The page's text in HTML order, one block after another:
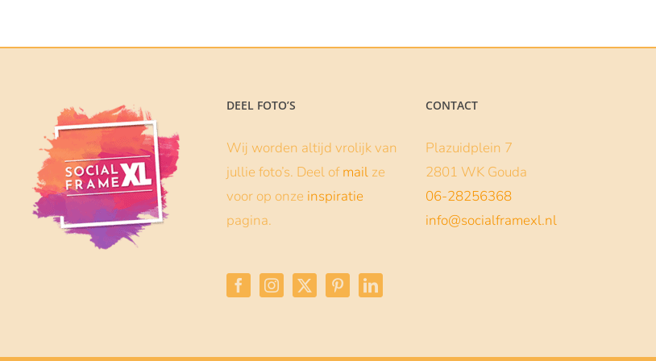
DEEL FOTO’S
Wij worden altijd vrolijk van
jullie foto’s. Deel ofmail ze
voor op onze inspiratie
pagina.
CONTACT
Plazuidplein 7
2801 WK Gouda
06-28256368
info@socialframexl.nl